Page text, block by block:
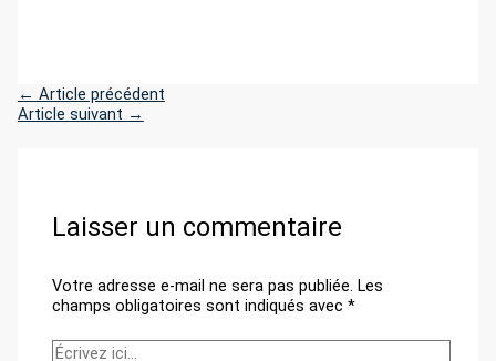
← Article précédent
Article suivant →
Laisser un commentaire
Votre adresse e-mail ne sera pas publiée. Les
champs obligatoires sont indiqués avec*
Écrivez